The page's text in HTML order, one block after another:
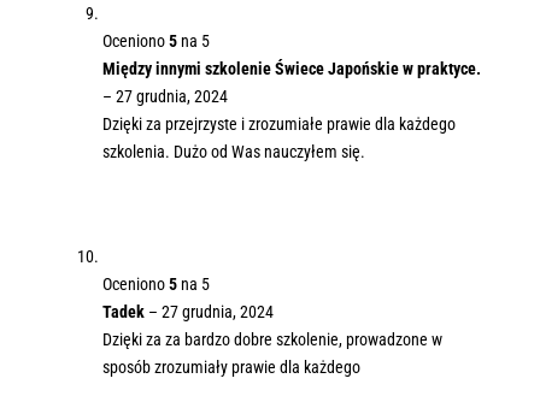
Oceniono5na 5
Między innymi szkolenie Świece Japońskie w praktyce.
– 27 grudnia, 2024
Dzięki za przejrzyste i zrozumiałe prawie dla każdego
szkolenia. Dużo od Was nauczyłem się.
Oceniono5na 5
Tadek – 27 grudnia, 2024
Dzięki za za bardzo dobre szkolenie, prowadzone w
sposób zrozumiały prawie dla każdego